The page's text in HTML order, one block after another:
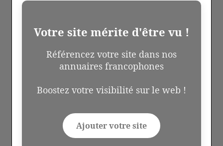
Votre site mérite d'être vu !
Référencez votre site dans nos
annuaires francophones
Boostez votre visibilité sur le web !
Ajouter votre site